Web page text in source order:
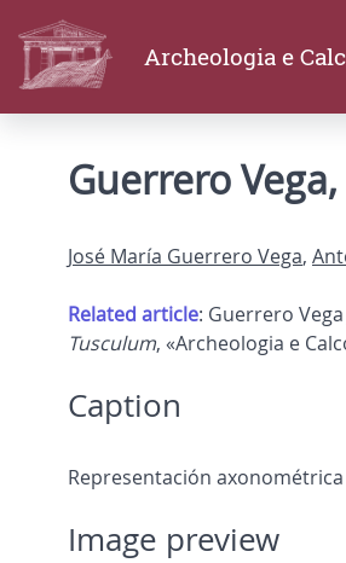
Archeologia e
Guerrero
José María Guerrero Vega,
Related article: Guerrero Vega
Tusculum, «Archeologia e
Caption
Representación
Image preview